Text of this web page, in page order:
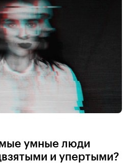
умные люди
и упертыми?